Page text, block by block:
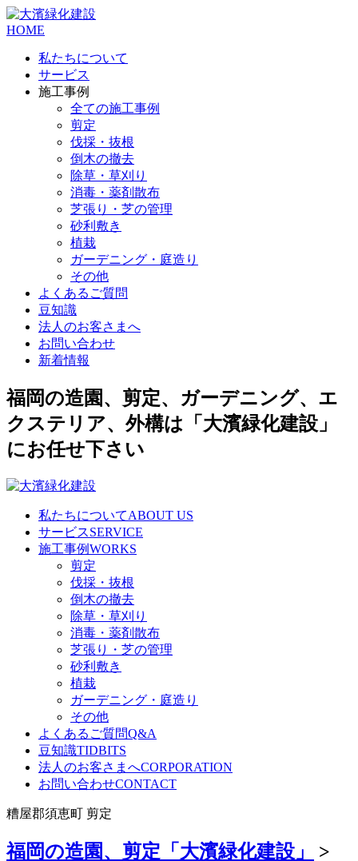
HOME
私たちについて
サービス
施工事例
全ての施工事例
剪定
伐採・抜根
倒木の撤去
除草・草刈り
消毒・薬剤散布
芝張り・芝の管理
砂利敷き
植栽
ガーデニング・庭造り
その他
よくあるご質問
豆知識
法人のお客さまへ
お問い合わせ
新着情報
福岡の造園、剪定、ガーデニング、エ
クステリア、外構は「大濱緑化建設」
にお任せ下さい
私たちについてABOUT US
サービスSERVICE
施工事例WORKS
剪定
伐採・抜根
倒木の撤去
除草・草刈り
消毒・薬剤散布
芝張り・芝の管理
砂利敷き
植栽
ガーデニング・庭造り
その他
よくあるご質問Q&A
豆知識TIDBITS
法人のお客さまへCORPORATION
お問い合わせCONTACT
糟屋郡須恵町 剪定
福岡の造園、剪定「大濱緑化建設」
>